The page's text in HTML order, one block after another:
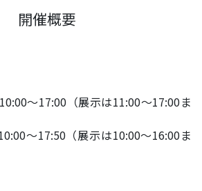
開催概要
～17:00（展示は11:00〜17:00ま
17:50（展示は10:00〜16:00ま